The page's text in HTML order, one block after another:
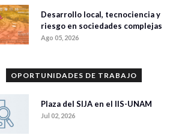
Desarrollo local, tecnociencia y
riesgo en sociedades complejas
Ago 05, 2026
OPORTUNIDADES DE TRABAJO
Plaza del SIJA en el IIS-UNAM
Jul 02, 2026